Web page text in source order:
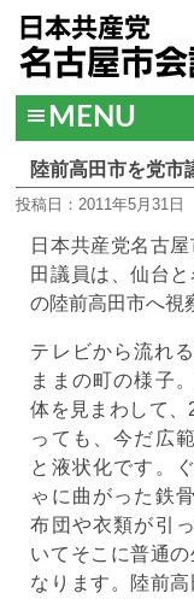
MENU
陸前高田市を党市
投稿日：2011年5月31日
日本共産党名古
田議員は、仙台
の陸前高田市へ視
テレビから流れ
ままの町の様子
体を見まわして、
っても、今だ広
と液状化です。
ゃに曲がった鉄
布団や衣類が引
いてそこに普通
なります。陸前